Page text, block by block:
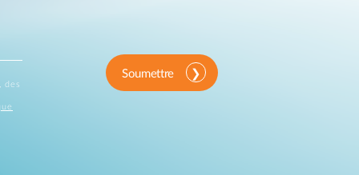
des
Soumettre